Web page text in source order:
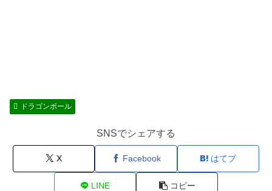
ドラゴンボール
SNSでシェアする
X Facebook はてブ
LINE コピー